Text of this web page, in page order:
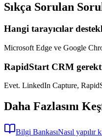
Sıkça Sorulan
Hangi tarayıcılar
Microsoft Edge ve Google
RapidStart CRM
Evet. LinkedIn Capture,
Daha Fazlasını
Bilgi BankasıNasıl yapılır